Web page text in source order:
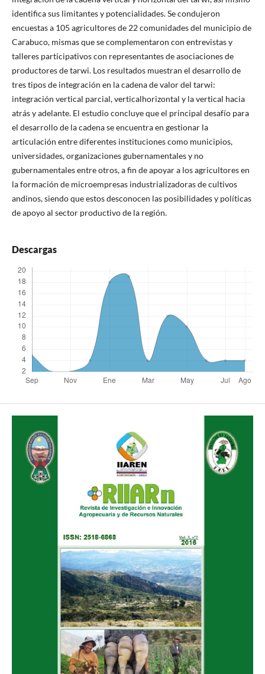
identifica sus limitantes y potencialidades. Se condujeron
encuestas a 105 agricultores de 22 comunidades del municipio de
Carabuco, mismas que se complementaron con entrevistas y
talleres participativos con representantes de asociaciones de
productores de tarwi. Los resultados muestran el desarrollo de
tres tipos de integración en la cadena de valor del tarwi:
integración vertical parcial, verticalhorizontal y la vertical hacia
atrás y adelante. El estudio concluye que el principal desafío para
el desarrollo de la cadena se encuentra en gestionar la
articulación entre diferentes instituciones como municipios,
universidades, organizaciones gubernamentales y no
gubernamentales entre otros, a fin de apoyar a los agricultores en
la formación de microempresas industrializadoras de cultivos
andinos, siendo que estos desconocen las posibilidades y políticas
de apoyo al sector productivo de la región.
Descargas